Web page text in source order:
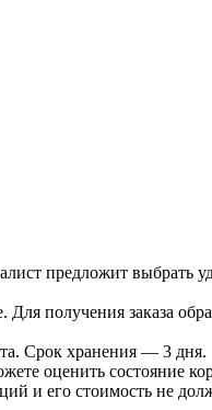
предложит выбрать
получения заказа
Срок хранения — 3 дня.
оценить состояние
и его стоимость не